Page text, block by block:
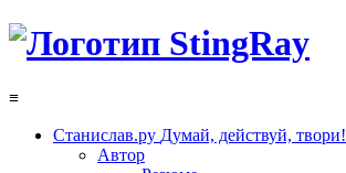
≡
Станислав.ру Думай, действуй, твори!
Автор